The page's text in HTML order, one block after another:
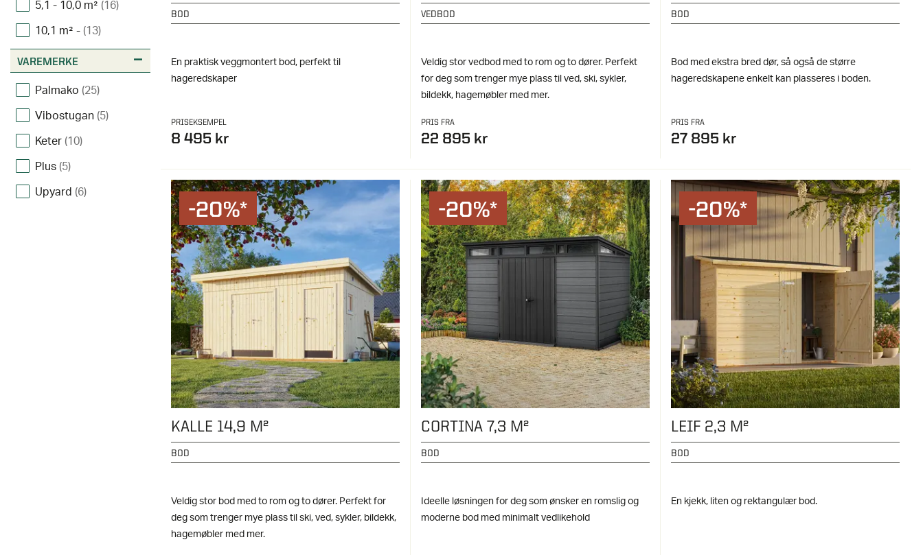
5,1 - 10,0 m² (16)
10,1 m² - (13)
VAREMERKE
Palmako (25)
Vibostugan (5)
Keter (10)
Plus (5)
Upyard (6)
BOD
En praktisk veggmontert bod, perfekt til
hageredskaper
PRISEKSEMPEL
8 495 kr
VEDBOD
Veldig stor vedbod med to rom og to dører. Perfekt
for deg som trenger mye plass til ved, ski, sykler,
bildekk, hagemøbler med mer.
PRIS FRA
22 895 kr
BOD
Bod med ekstra bred dør, så også de større
hageredskapene enkelt kan plasseres i boden.
PRIS FRA
27 895 kr
-20%*
KALLE 14,9 M²
BOD
Veldig stor bod med to rom og to dører. Perfekt for
deg som trenger mye plass til ski, ved, sykler, bildekk,
hagemøbler med mer.
-20%*
CORTINA 7,3 M²
BOD
Ideelle løsningen for deg som ønsker en romslig og
moderne bod med minimalt vedlikehold
-20%*
LEIF 2,3 M²
BOD
En kjekk, liten og rektangulær bod.